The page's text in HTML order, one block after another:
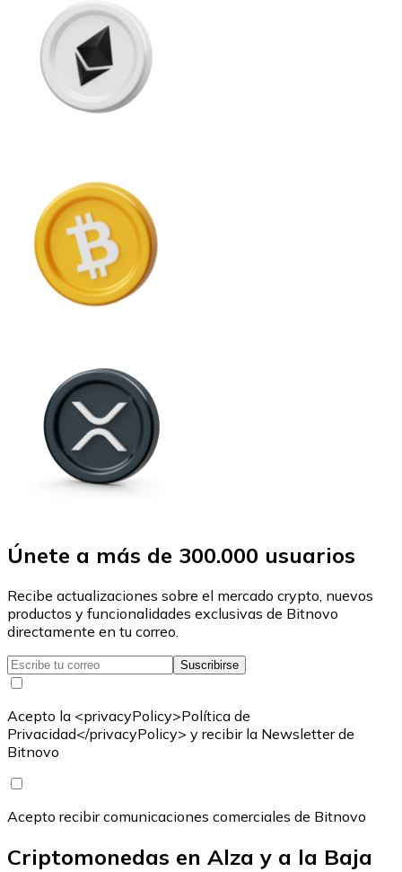
Únete a más de 300.000 usuarios
Recibe actualizaciones sobre el mercado crypto, nuevos
productos y funcionalidades exclusivas de Bitnovo
directamente en tu correo.
Suscribirse
Acepto la <privacyPolicy>Política de
Privacidad</privacyPolicy> y recibir la Newsletter de
Bitnovo
Acepto recibir comunicaciones comerciales de Bitnovo
Criptomonedas en Alza y a la Baja